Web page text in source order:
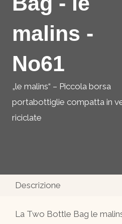
malins -
No61
„le malins“ – Piccola borsa
portabottiglie compatta in
riciclate
Descrizione
La Two Bottle Bag le